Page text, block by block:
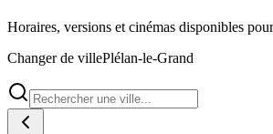
Horaires, versions et cinémas disponibles
Changer de villePlélan-le-Grand